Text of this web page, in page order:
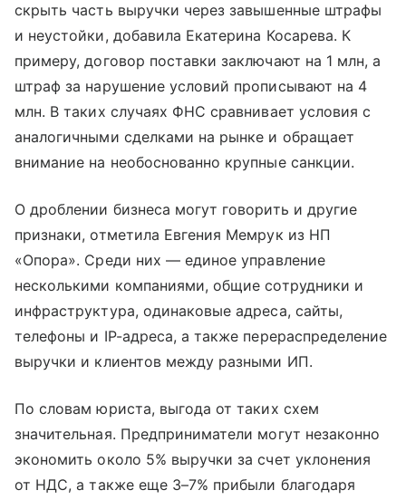
скрыть часть выручки через завышенные штрафы
и неустойки, добавила Екатерина Косарева. К
примеру, договор поставки заключают на 1 млн, а
штраф за нарушение условий прописывают на 4
млн. В таких случаях ФНС сравнивает условия с
аналогичными сделками на рынке и обращает
внимание на необоснованно крупные санкции.
О дроблении бизнеса могут говорить и другие
признаки, отметила Евгения Мемрук из НП
«Опора». Среди них — единое управление
несколькими компаниями, общие сотрудники и
инфраструктура, одинаковые адреса, сайты,
телефоны и IP-адреса, а также перераспределение
выручки и клиентов между разными ИП.
По словам юриста, выгода от таких схем
значительная. Предприниматели могут незаконно
экономить около 5% выручки за счет уклонения
от НДС, а также еще 3–7% прибыли благодаря